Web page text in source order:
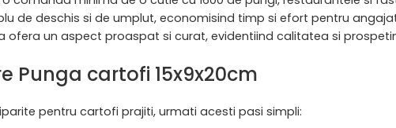
de deschis si de umplut, economisind timp si efort pentru
ofera un aspect proaspat si curat, evidentiind calitatea si
Punga cartofi 15x9x20cm
pentru cartofi prajiti, urmati acesti pasi simpli: